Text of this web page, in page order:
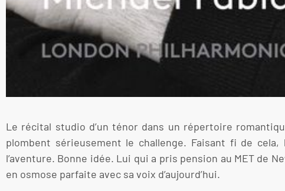
Le récital studio d’un ténor dans un répertoire
plombent sérieusement le challenge. Faisant fi de cela,
l’aventure. Bonne idée. Lui qui a pris pension au MET de
en osmose parfaite avec sa voix d’aujourd’hui.